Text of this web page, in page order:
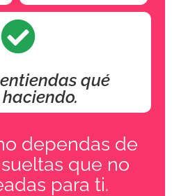
qué
dependas de
que no
para ti.